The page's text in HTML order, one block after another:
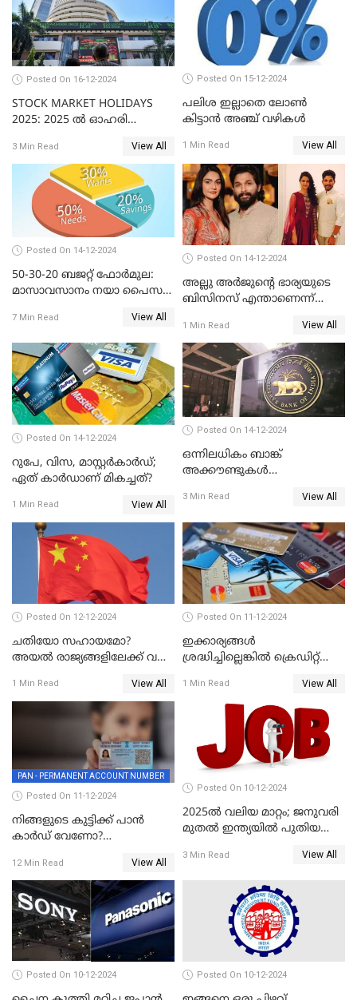
Posted On 16-12-2024
STOCK MARKET HOLIDAYS
2025: 2025 ൽ ഓഹരി
ദിനങ്ങൾ
3 Min Read View All
Posted On 15-12-2024
പലിശ ഇല്ലാതെ ലോൺ
കിട്ടാൻ അഞ്ച് വഴികൾ
1 Min Read View All
Posted On 14-12-2024
50-30-20 ബജറ്റ് ഫോർമുല:
മാസാവസാനം നയാ പൈസ
7 Min Read View All
Posted On 14-12-2024
അല്ലു അർജുൻ്റെ ഭാര്യയുടെ
ബിസിനസ് എന്താണെന്ന്
1 Min Read View All
Posted On 14-12-2024
റുപേ, വിസ, മാസ്റ്റർകാർഡ്;
ഏത് കാർഡാണ് മികച്ചത്?
1 Min Read View All
Posted On 14-12-2024
ഒന്നിലധികം ബാങ്ക്
അക്കൗണ്ടുകൾ
ബി ഐ പറയുന്നത് എന്താണ്?
3 Min Read View All
Posted On 12-12-2024
ചതിയോ സഹായമോ?
അയൽ രാജ്യങ്ങളിലേക്ക് വൻ
ചൈന
1 Min Read View All
Posted On 11-12-2024
ഇക്കാര്യങ്ങൾ
ശ്രദ്ധിച്ചില്ലെങ്കിൽ ക്രെഡിറ്റ്
1 Min Read View All
PAN - PERMANENT ACCOUNT NUMBER
Posted On 11-12-2024
നിങ്ങളുടെ കുട്ടിക്ക് പാൻ
കാർഡ് വേണോ?
എങ്ങനെയാണെന്ന് നോക്കാം
12 Min Read View All
Posted On 10-12-2024
2025ൽ വലിയ മാറ്റം; ജനുവരി
മുതൽ ഇന്ത്യയിൽ പുതിയ
3 Min Read View All
Posted On 10-12-2024 Posted On 10-12-2024